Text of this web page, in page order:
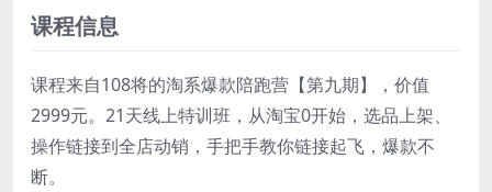
课程信息
课程来自108将的淘系爆款陪跑营【第九期】，价值
2999元。21天线上特训班，从淘宝0开始，选品上架、
操作链接到全店动销，手把手教你链接起飞，爆款不
断。